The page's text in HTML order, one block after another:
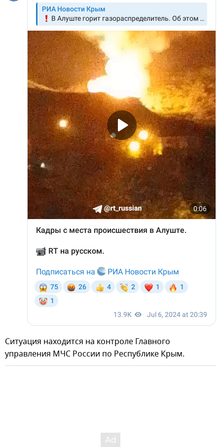
Ситуация находится на контроле Главного
управления МЧС России по Республике Крым.